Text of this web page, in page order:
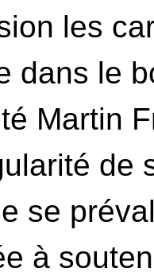
les
dans le
Martin
de
se
à